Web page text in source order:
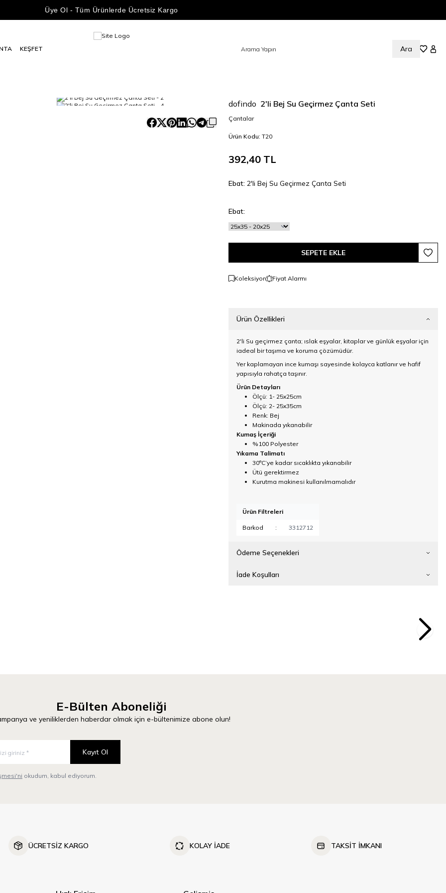
Üye Ol - Tüm Ürünlerde Ücretsiz Kargo
KEŞFET AraSepetim
dofindo 2'li Bej Su Geçirmez Çanta Seti
Çantalar
Ürün Kodu: T20
392,40TL
Ebat: 2'li Bej Su Geçirmez Çanta Seti
Ebat:
SEPETE EKLE
Koleksiyon Fiyat Alarmı
Ürün Özellikleri
2'li Su geçirmez çanta; ıslak eşyalar, kitaplar ve günlük eşyalar için
iadeal bir taşıma ve koruma çözümüdür.
Yer kaplamayan ince kumaşı sayesinde kolayca katlanır ve hafif
yapısıyla rahatça taşınır.
Ürün Detayları
Ölçü: 1- 25x25cm
Ölçü: 2- 25x35cm
Renk: Bej
Makinada yıkanabilir
Kumaş İçeriği
%100 Polyester
Yıkama Talimatı
30°C’ye kadar sıcaklıkta yıkanabilir
Ütü gerektirmez
Kurutma makinesi kullanılmamalıdır
Ürün Filtreleri
Barkod : 3312712
Ödeme Seçenekleri
İade Koşulları
Meyve & Hayvan Temalı 50x60cm Yıkanabilir
E-Bülten Aboneliği
ve yeniliklerden haberdar olmak için e-bültenimize abone olun!
Kayıt Ol
okudum, kabul ediyorum.
ÜCRETSİZ KARGO KOLAY İADE TAKSİT İMKANI